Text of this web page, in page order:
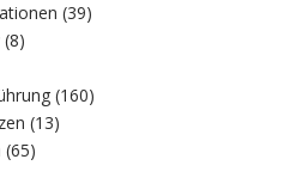
(39)
(8)
(160)
(13)
(65)